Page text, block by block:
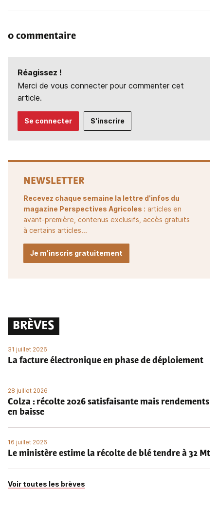
0 commentaire
Réagissez !
Merci de vous connecter pour commenter cet
article.
Se connecter S'inscrire
NEWSLETTER
Recevez chaque semaine la lettre d'infos du
magazine Perspectives Agricoles : articles en
avant-première, contenus exclusifs, accès gratuits
à certains articles...
Je m'inscris gratuitement
BRÈVES
31 juillet 2026
La facture électronique en phase de déploiement
28 juillet 2026
Colza : récolte 2026 satisfaisante mais rendements
en baisse
16 juillet 2026
Le ministère estime la récolte de blé tendre à 32 Mt
Voir toutes les brèves